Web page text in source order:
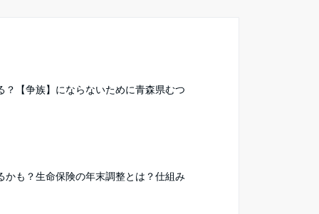
？【争族】にならないために青森県むつ
かも？生命保険の年末調整とは？仕組み